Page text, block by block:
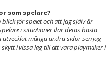
som spelare?
blick för spelet och att jag självär
i situationer där deras bästa
utvecklat många andra sidor sen jag
i vissa lag till att vara playmaker i